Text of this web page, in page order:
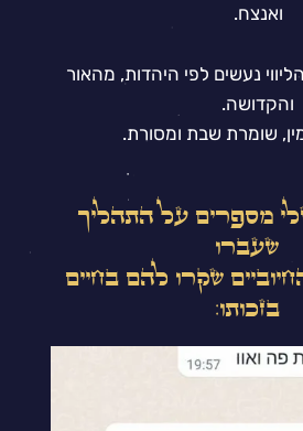
ואנצח.
נעשים לפי היהדות, מהאור
והקדושה.
שומרת שבת ומסורת.
מספרים על התהליך
שעברו
שקרו להם בחיים
בזכותו: